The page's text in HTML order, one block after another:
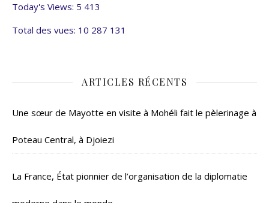
Today's Views: 5 413
Total des vues: 10 287 131
ARTICLES RÉCENTS
Une sœur de Mayotte en visite à Mohéli fait le pèlerinage à
Poteau Central, à Djoiezi
La France, État pionnier de l’organisation de la diplomatie